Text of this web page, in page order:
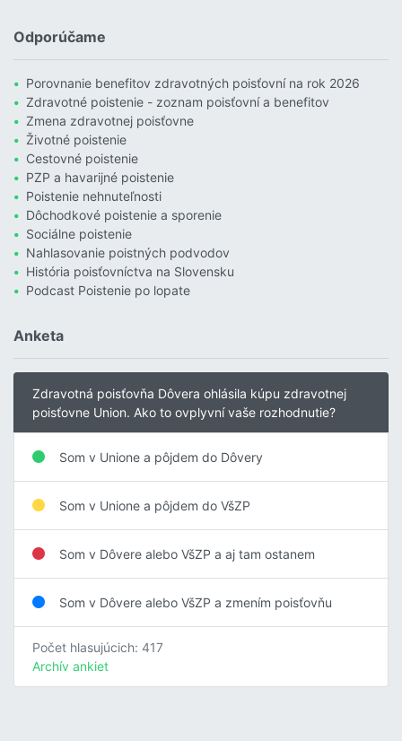
Odporúčame
Porovnanie benefitov zdravotných poisťovní na rok 2026
Zdravotné poistenie - zoznam poisťovní a benefitov
Zmena zdravotnej poisťovne
Životné poistenie
Cestovné poistenie
PZP a havarijné poistenie
Poistenie nehnuteľnosti
Dôchodkové poistenie a sporenie
Sociálne poistenie
Nahlasovanie poistných podvodov
História poisťovníctva na Slovensku
Podcast Poistenie po lopate
Anketa
Zdravotná poisťovňa Dôvera ohlásila kúpu zdravotnej
poisťovne Union. Ako to ovplyvní vaše rozhodnutie?
Som v Unione a pôjdem do Dôvery
Som v Unione a pôjdem do VšZP
Som v Dôvere alebo VšZP a aj tam ostanem
Som v Dôvere alebo VšZP a zmením poisťovňu
Počet hlasujúcich: 417
Archív ankiet